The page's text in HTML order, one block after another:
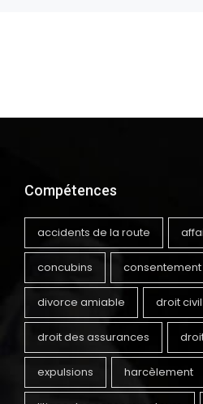
Compétences
accidents de la route
concubins consentement
divorce amiable droit civil
droit des assurances
expulsions harcèlement